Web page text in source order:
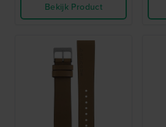
Bekijk Product